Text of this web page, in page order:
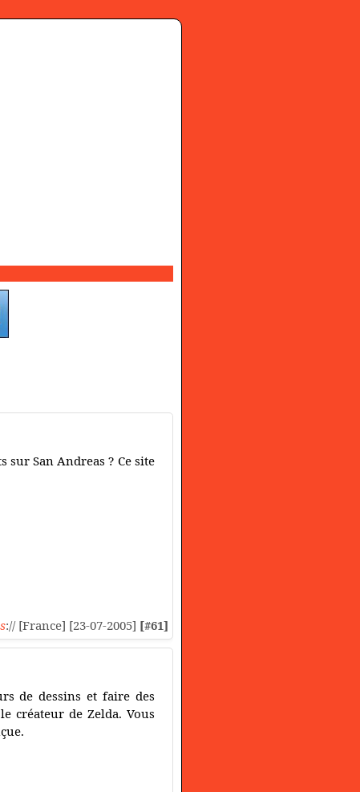
sur San Andreas ? Ce site
:// [France] [23-07-2005] [#61]
de dessins et faire des
créateur de Zelda. Vous